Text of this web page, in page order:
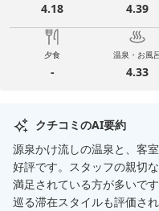
4.18 4.39
夕食
-
温泉・お風
4.33
クチコミのAI要約
源泉かけ流しの温泉と、客
好評です。スタッフの親切
満足されている方が多いで
巡る滞在スタイルも評価され